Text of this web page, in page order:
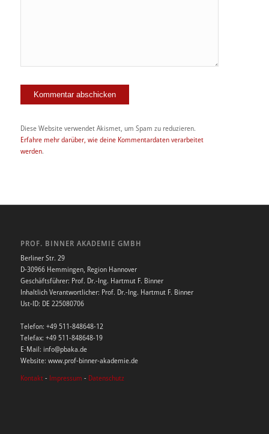
Diese Website verwendet Akismet, um Spam zu reduzieren.
Erfahre mehr darüber, wie deine Kommentardaten verarbeitet
werden.
PROF. BINNER AKADEMIE GMBH
Berliner Str. 29
D-30966 Hemmingen, Region Hannover
Geschäftsführer: Prof. Dr.-Ing. Hartmut F. Binner
Inhaltlich Verantwortlicher: Prof. Dr.-Ing. Hartmut F. Binner
Ust-ID: DE 225080706
Telefon: +49 511-848648-12
Telefax: +49 511-848648-19
E-Mail: info@pbaka.de
Website: www.prof-binner-akademie.de
Kontakt - Impressum - Datenschutz